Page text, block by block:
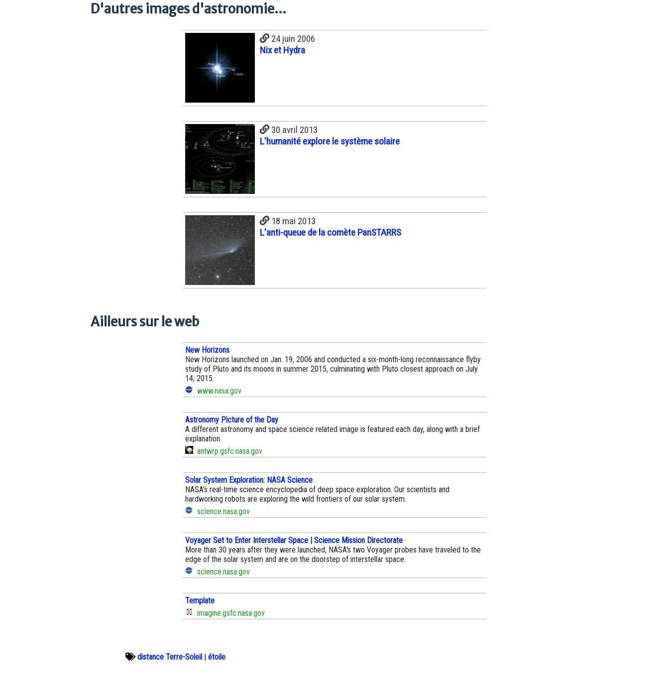
D'autres images d'astronomie...
24 juin 2006
Nix et Hydra
30 avril 2013
L'humanité explore le système solaire
18 mai 2013
L'anti-queue de la comète PanSTARRS
Ailleurs sur le web
New Horizons
New Horizons launched on Jan. 19, 2006 and conducted a six-month-long reconnaissance flyby
study of Pluto and its moons in summer 2015, culminating with Pluto closest approach on July
14, 2015.
www.nasa.gov
Astronomy Picture of the Day
A different astronomy and space science related image is featured each day, along with a brief
explanation.
antwrp.gsfc.nasa.gov
Solar System Exploration: NASA Science
NASA’s real-time science encyclopedia of deep space exploration. Our scientists and
hardworking robots are exploring the wild frontiers of our solar system.
science.nasa.gov
Voyager Set to Enter Interstellar Space | Science Mission Directorate
More than 30 years after they were launched, NASA's two Voyager probes have traveled to the
edge of the solar system and are on the doorstep of interstellar space.
science.nasa.gov
Template
imagine.gsfc.nasa.gov
distance Terre-Soleil étoile